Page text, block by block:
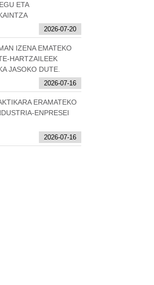
ETA
2026-07-20
IZENA EMATEKO
HARTZAILEEK
JASOKO DUTE.
2026-07-16
ERAMATEKO
ENPRESEI
2026-07-16